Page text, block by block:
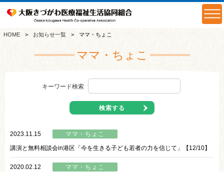
HOME お知らせ一覧 ママ・ちょこ
ママ・ちょこ
キーワード検索
検索する
2023.11.15
ママ・ちょこ
講演と無料相談会in港区「今を生きる子ども若者の力を信じて」【12/10】
2020.02.12
ママ・ちょこ